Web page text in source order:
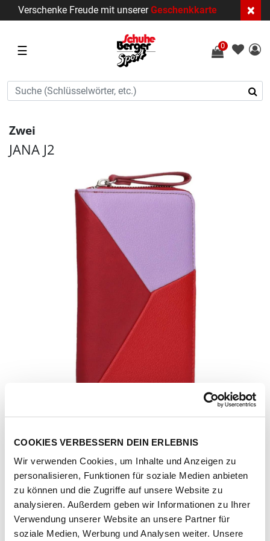
COOKIES VERBESSERN DEIN ERLEBNIS
Wir verwenden Cookies, um Inhalte und Anzeigen zu
personalisieren, Funktionen für soziale Medien anbieten
zu können und die Zugriffe auf unsere Website zu
analysieren. Außerdem geben wir Informationen zu Ihrer
Verwendung unserer Website an unsere Partner für
soziale Medien, Werbung und Analysen weiter. Unsere
Verschenke Freude mit unsererGeschenkkarte ×
☰ 0
Zwei
JANA J2
Artikel-Nr.134426-1123-1001